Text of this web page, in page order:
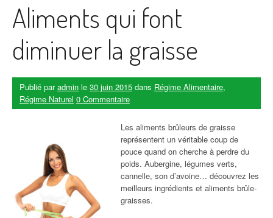
Aliments qui font
diminuer la graisse
Publié paradmin le 30 juin 2015 dans Régime Alimentaire,
Régime Naturel 0 Commentaire
Les aliments brûleurs de graisse
représentent un véritable coup de
pouce quand on cherche à perdre du
poids. Aubergine, légumes verts,
cannelle, son d’avoine… découvrez les
meilleurs ingrédients et aliments brûle-
graisses.